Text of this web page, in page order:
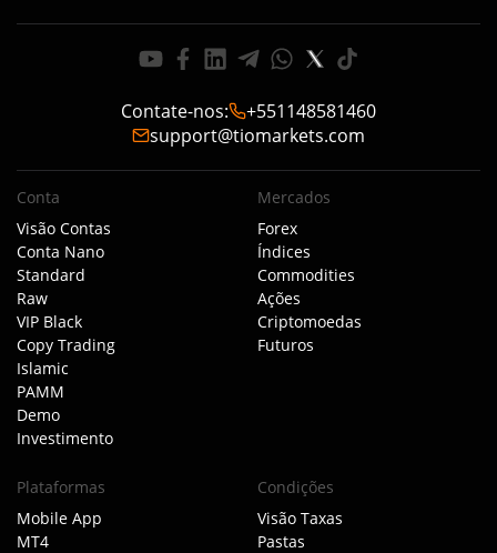
Contate-nos:
+551148581460
support@tiomarkets.com
Conta
Visão Contas
Conta Nano
Standard
Raw
VIP Black
Copy Trading
Islamic
PAMM
Demo
Investimento
Mercados
Forex
Índices
Commodities
Ações
Criptomoedas
Futuros
Plataformas
Mobile App
MT4
Condições
Visão Taxas
Pastas